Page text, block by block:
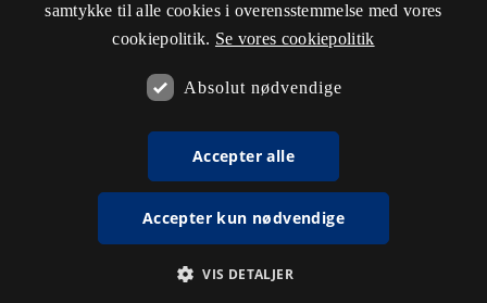
samtykke til alle cookies i overensstemmelse med vores
cookiepolitik. Se vores cookiepolitik
Absolut nødvendige
Accepter alle
Accepter kun nødvendige
VIS DETALJER